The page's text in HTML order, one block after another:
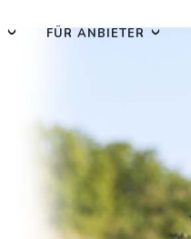
FÜR ANBIETER